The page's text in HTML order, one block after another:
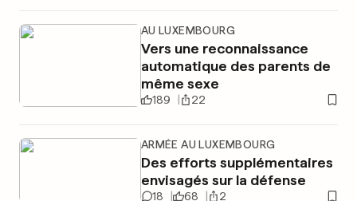
AU LUXEMBOURG
Vers une reconnaissance
automatique des parents de
même sexe
189 22
ARMÉE AU LUXEMBOURG
Des efforts supplémentaires
envisagés sur la défense
18 68 2